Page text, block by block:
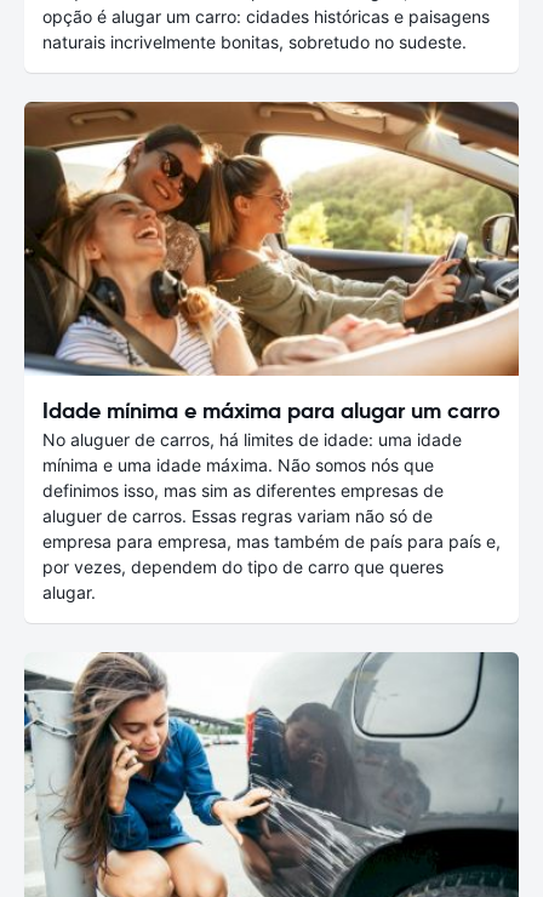
opção é alugar um carro: cidades históricas e paisagens
naturais incrivelmente bonitas, sobretudo no sudeste.
Idade mínima e máxima para alugar um carro
No aluguer de carros, há limites de idade: uma idade
mínima e uma idade máxima. Não somos nós que
definimos isso, mas sim as diferentes empresas de
aluguer de carros. Essas regras variam não só de
empresa para empresa, mas também de país para país e,
por vezes, dependem do tipo de carro que queres
alugar.